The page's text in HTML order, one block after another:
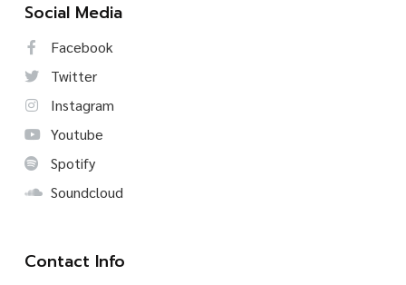
Social Media
Facebook
Twitter
Instagram
Youtube
Spotify
Soundcloud
Contact Info